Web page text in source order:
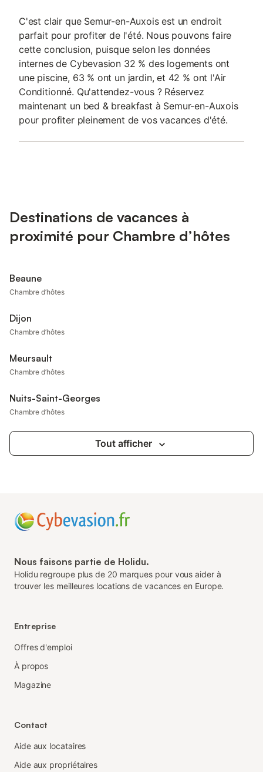
C'est clair que Semur-en-Auxois est un endroit
parfait pour profiter de l'été. Nous pouvons faire
cette conclusion, puisque selon les données
internes de Cybevasion 32 % des logements ont
une piscine, 63 % ont un jardin, et 42 % ont l'Air
Conditionné. Qu'attendez-vous ? Réservez
maintenant un bed & breakfast à Semur-en-Auxois
pour profiter pleinement de vos vacances d'été.
Destinations de vacances à
proximité pour Chambre d’hôtes
Beaune
Chambre d’hôtes
Dijon
Chambre d’hôtes
Meursault
Chambre d’hôtes
Nuits-Saint-Georges
Chambre d’hôtes
Tout afficher
Nous faisons partie de Holidu.
Holidu regroupe plus de 20 marques pour vous aider à
trouver les meilleures locations de vacances en Europe.
Entreprise
Offres d'emploi
À propos
Magazine
Contact
Aide aux locataires
Aide aux propriétaires